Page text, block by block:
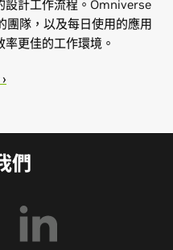
設計工作流程。Omniverse
隊，以及每日使用的應用
更佳的工作環境。
們